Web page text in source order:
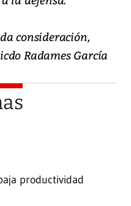
consideración,
Radames García
productividad